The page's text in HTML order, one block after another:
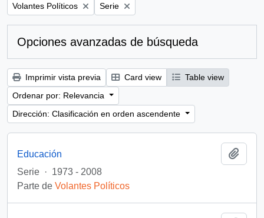
Remove filter:
Volantes Políticos Remove filter:
Serie
Opciones avanzadas de búsqueda
Imprimir vista previa Card view
Table view
Ordenar por: Relevancia
Dirección: Clasificación en orden ascendente
Educación
Serie · 1973 - 2008
Parte de Volantes Políticos